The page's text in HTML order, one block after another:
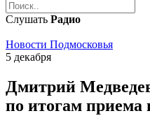
Слушать Радио
Новости Подмосковья
5 декабря
Дмитрий
по итогам приема